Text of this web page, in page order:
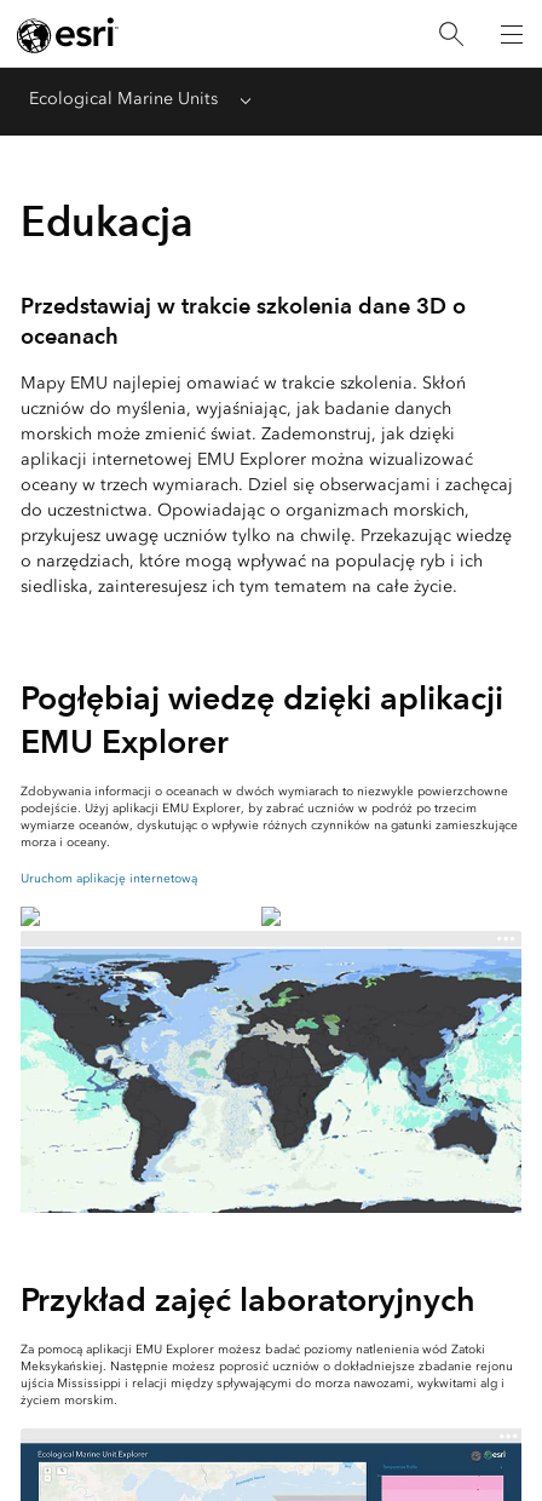
Ecological Marine Units Menu
Edukacja
Przedstawiaj w trakcie szkolenia dane 3D o
oceanach
Mapy EMU najlepiej omawiać w trakcie szkolenia. Skłoń
uczniów do myślenia, wyjaśniając, jak badanie danych
morskich może zmienić świat. Zademonstruj, jak dzięki
aplikacji internetowej EMU Explorer można wizualizować
oceany w trzech wymiarach. Dziel się obserwacjami i zachęcaj
do uczestnictwa. Opowiadając o organizmach morskich,
przykujesz uwagę uczniów tylko na chwilę. Przekazując wiedzę
o narzędziach, które mogą wpływać na populację ryb i ich
siedliska, zainteresujesz ich tym tematem na całe życie.
Pogłębiaj wiedzę dzięki aplikacji
EMU Explorer
Zdobywania informacji o oceanach w dwóch wymiarach to niezwykle powierzchowne
podejście. Użyj aplikacji EMU Explorer, by zabrać uczniów w podróż po trzecim
wymiarze oceanów, dyskutując o wpływie różnych czynników na gatunki zamieszkujące
morza i oceany.
Uruchom aplikację internetową
Przykład zajęć laboratoryjnych
Za pomocą aplikacji EMU Explorer możesz badać poziomy natlenienia wód Zatoki
Meksykańskiej. Następnie możesz poprosić uczniów o dokładniejsze zbadanie rejonu
ujścia Mississippi i relacji między spływającymi do morza nawozami, wykwitami alg i
życiem morskim.